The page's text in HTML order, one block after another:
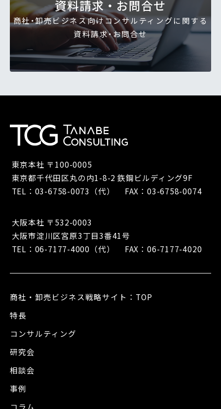
資料請求・お問合せ
商社・卸売ビジネス向けコンサルティングに関する
資料請求・お問合せ
東京本社 〒100-0005
東京都千代田区丸の内1-8-2 鉃鋼ビルディング9F
TEL： 03-6758-0073 （代） FAX：03-6758-0074
大阪本社 〒532-0003
大阪市淀川区宮原3丁目3番41号
TEL： 06-7177-4000 （代） FAX：06-7177-4020
商社・卸売ビジネス戦略サイト：TOP
特長
コンサルティング
研究会
相談会
事例
コラム